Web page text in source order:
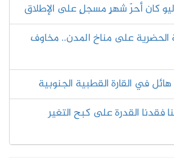
كان أحرّ شهرٍ مسجلٍ على الإطلاق
الحضرية على مناخ المدن.. مخاوف
في القارة القطبية الجنوبية
فقدنا القدرة على كبح التغير